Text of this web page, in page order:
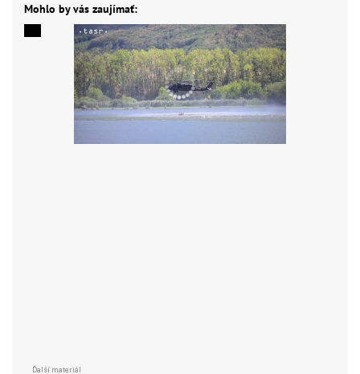
Mohlo by vás zaujímať: